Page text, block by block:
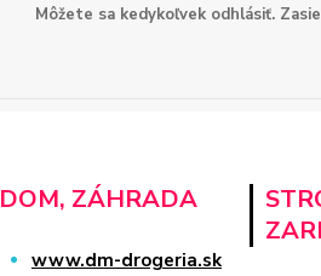
Môžete sa kedykoľvek odhlásiť.
DOM, ZÁHRADA
www.dm-drogeria.sk